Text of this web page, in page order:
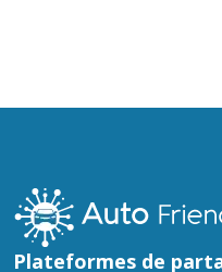
Plateformes de